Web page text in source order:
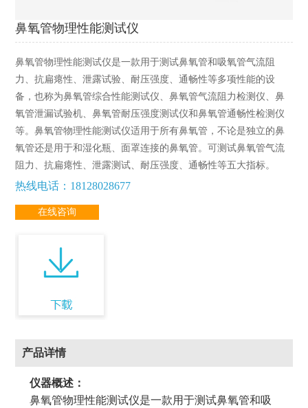
鼻氧管物理性能测试仪
鼻氧管物理性能测试仪是一款用于测试鼻氧管和吸氧管气流阻
力、抗扁瘪性、泄露试验、耐压强度、通畅性等多项性能的设
备，也称为鼻氧管综合性能测试仪、鼻氧管气流阻力检测仪、鼻
氧管泄漏试验机、鼻氧管耐压强度测试仪和鼻氧管通畅性检测仪
等。鼻氧管物理性能测试仪适用于所有鼻氧管，不论是独立的鼻
氧管还是用于和湿化瓶、面罩连接的鼻氧管。可测试鼻氧管气流
阻力、抗扁瘪性、泄露测试、耐压强度、通畅性等五大指标。
热线电话：18128028677
在线咨询
产品详情
仪器概述：
鼻氧管物理性能测试仪是一款用于测试鼻氧管和吸